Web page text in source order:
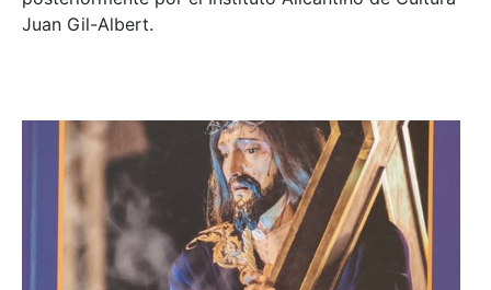
Juan Gil-Albert.